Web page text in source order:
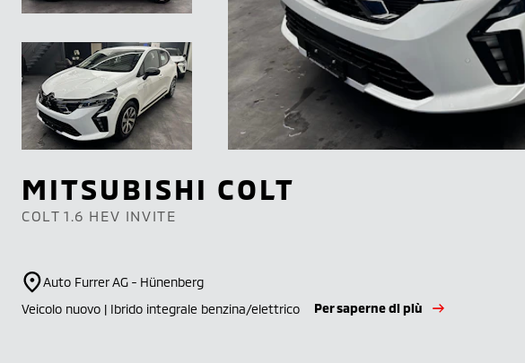
MITSUBISHI COLT
COLT 1.6 HEV INVITE
Auto Furrer AG - Hünenberg
Veicolo nuovo | Ibrido integrale benzina/elettrico
Per saperne di più